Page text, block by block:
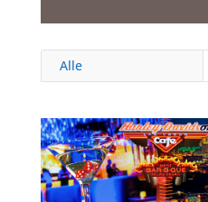
Alle